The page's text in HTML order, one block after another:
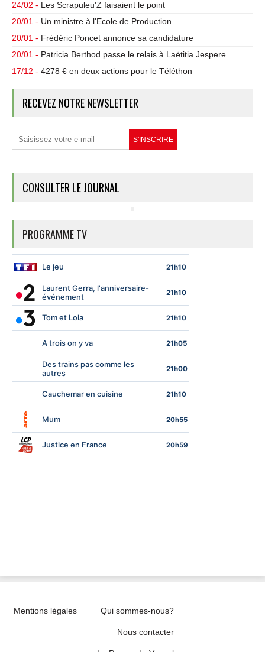
24/02 - Les Scrapuleu'Z faisaient le point
20/01 - Un ministre à l'Ecole de Production
20/01 - Frédéric Poncet annonce sa candidature
20/01 - Patricia Berthod passe le relais à Laëtitia Jespere
17/12 - 4278 € en deux actions pour le Téléthon
RECEVEZ NOTRE NEWSLETTER
CONSULTER LE JOURNAL
PROGRAMME TV
Mentions légales Qui sommes-nous?
Nous contacter